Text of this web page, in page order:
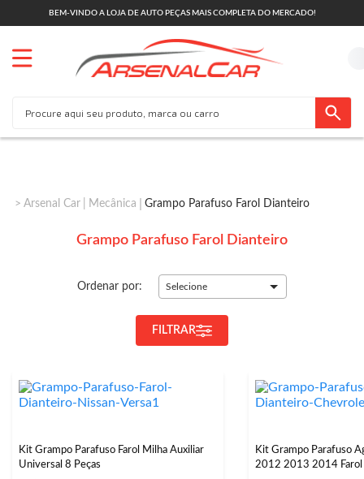
BEM-VINDO A LOJA DE AUTO PEÇAS MAIS COMPLETA DO MERCADO!
Arsenal Car Mecânica Grampo Parafuso Farol Dianteiro
Grampo Parafuso Farol Dianteiro
Ordenar por: Selecione
FILTRAR
Kit Grampo Parafuso Farol Milha Auxiliar
Universal 8 Peças
Kit Grampo Parafuso
2012 2013 2014 Farol